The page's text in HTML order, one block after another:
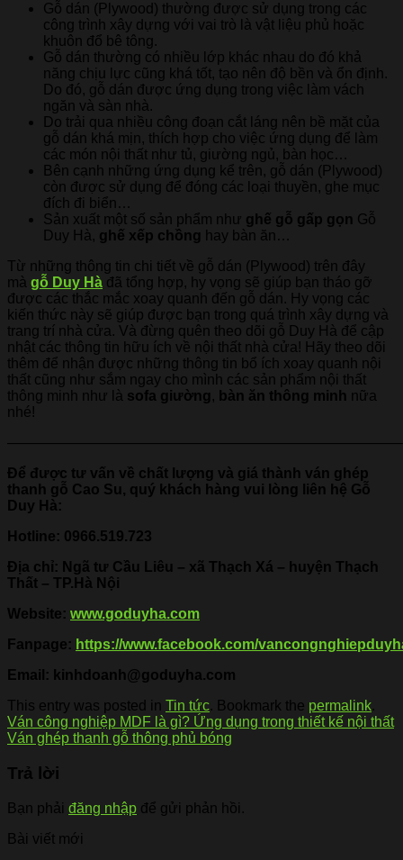
Gỗ dán (Plywood) thường được sử dụng trong các
công trình xây dựng với vai trò là vật liệu phủ hoặc
khuôn đổ bê tông.
Gỗ dán thường có nhiều lớp khác nhau do đó khả
năng chịu lực cũng khá tốt, tạo nên độ bền và ổn định.
Do đó, gỗ dán được ứng dụng trong việc làm vách
ngăn và sàn nhà.
Do trải qua nhiều công đoạn cắt láng nên bề mặt của
gỗ dán khá mịn, thích hợp cho việc ứng dụng để làm
các món nội thất như tủ, giường ngủ, bàn học…
Bên cạnh những ứng dụng kể trên, gỗ dán (Plywood)
còn được sử dụng để đóng các loại thuyền, ghe mục
đích đi biển…
Sản xuất một số sản phẩm như ghế gỗ gấp gọn Gỗ
Duy Hà, ghế xếp chồng hay bàn ăn…
Từ những thông tin chi tiết về gỗ dán (Plywood) trên đây
mà gỗ Duy Hà đã tổng hợp, hy vọng sẽ giúp bạn tháo gỡ
được các thắc mắc xoay quanh đến gỗ dán. Hy vọng các
kiến thức này sẽ giúp được bạn trong quá trình xây dựng và
trang trí nhà cửa. Và đừng quên theo dõi gỗ Duy Hà để cập
nhật các thông tin hữu ích về nội thất nhà cửa! Hãy theo dõi
thêm để nhận được những thông tin bổ ích xoay quanh nội
thất cũng như sắm ngay cho mình các sản phẩm nội thất
thông minh như là sofa giường , bàn ăn thông minh nữa
nhé!
Để được tư vấn về chất lượng và giá thành ván ghép
thanh gỗ Cao Su, quý khách hàng vui lòng liên hệ Gỗ
Duy Hà:
Hotline: 0966.519.723
Địa chỉ: Ngã tư Cầu Liêu – xã Thạch Xá – huyện Thạch
Thất – TP.Hà Nội
Website: www.goduyha.com
Fanpage: https://www.facebook.com/
Email: kinhdoanh@goduyha.com
This entry was posted in Tin tức. Bookmark the permalink.
Ván công nghiệp MDF là gì? Ứng dụng trong thiết kế nội thất
Ván ghép thanh gỗ thông phủ bóng
Trả lời
Bạn phải đăng nhập để gửi phản hồi.
Bài viết mới